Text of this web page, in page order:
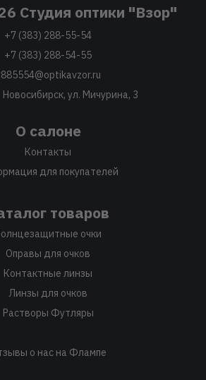
Студия оптики "Взор"
+7 (383) 288-55-54
+7 (383) 288-54-55
Новосибирск, ул. Мичурина, 3
О салоне
Контакты
для покупателей
товаров
очки
Оправы для очков
Контактные линзы
Линзы для очков
Растворы Футляры
о нас на Флампе